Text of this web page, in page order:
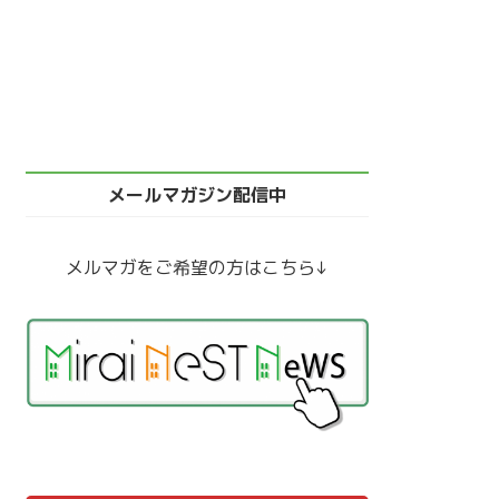
メールマガジン配信中
メルマガをご希望の方はこちら↓